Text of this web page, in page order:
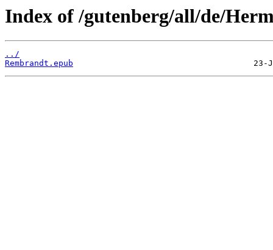
Index of /gutenberg/all/de/
../
Rembrandt.epub